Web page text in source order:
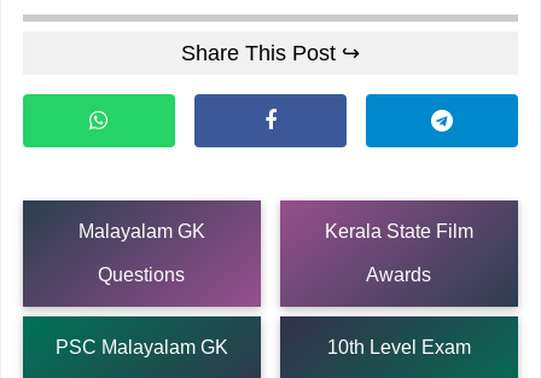
Share This Post ↪
Malayalam GK
Questions
Kerala State Film
Awards
PSC Malayalam GK 10th Level Exam